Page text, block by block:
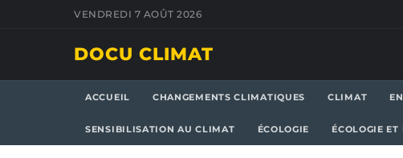
VENDREDI 7 AOÛT 2026
DOCU CLIMAT
ACCUEIL CHANGEMENTS CLIMATIQUES CLIMAT
SENSIBILISATION AU CLIMAT ÉCOLOGIE ÉCOLOGIE